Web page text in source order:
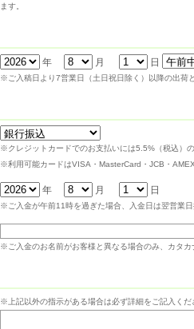
ます。
年 月 日
※ご入稿日より7営業日（土日祝日除く）以降の出荷
※クレジットカードでのお支払いには5.5%（税込）
※利用可能カードはVISA・MasterCard・JCB・
年 月 日
※ご入金が午前11時を過ぎた場合、入金日は翌営業
※ご入金のお名前がお客様と異なる場合のみ、カタカ
※上記以外の指示がある場合は必ず詳細をご記入くだ